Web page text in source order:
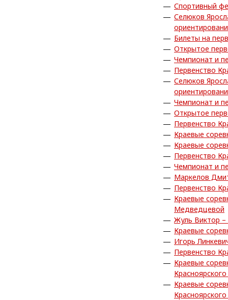
Спортивный
Селюков
Билеты на
Открытое
Чемпионат и
Первенство
Селюков
Чемпионат и
Открытое
Первенство
Краевые
Краевые
Первенство
Чемпионат и
Маркелов
Первенство
Краевые
Медведцевой
Жуль Виктор –
Краевые
Игорь
Первенство
Краевые
Краевые